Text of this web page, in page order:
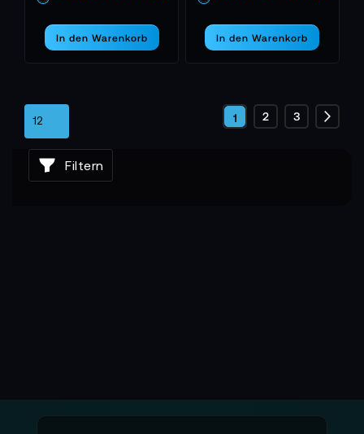
In den Warenkorb In den Warenkorb
Seite
Sie
1 Seite
2 Seite
3
Filtern